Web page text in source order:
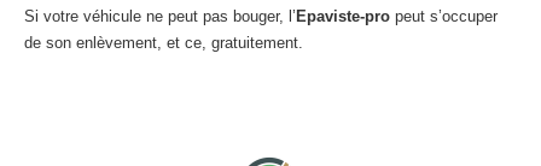
Si votre véhicule ne peut pas bouger, l’ Epaviste-pro peut s’occuper
de son enlèvement, et ce, gratuitement.